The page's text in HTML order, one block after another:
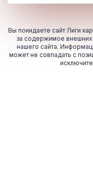
Вы покидаете сайт Лиги
за содержимое
нашего сайта.
может не совпадать с